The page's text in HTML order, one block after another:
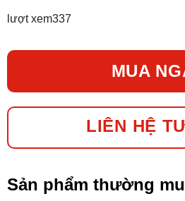
lượt xem337
MUA
LIÊN HỆ
Sản phẩm thường